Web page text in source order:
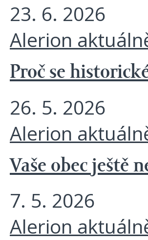
23. 6. 2026
Alerion
Proč se
26. 5. 2026
Alerion
Vaše obec ještě
7. 5. 2026
Alerion